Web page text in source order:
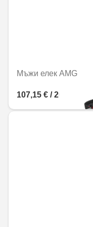
Мъжи елек AMG
107,15 € / 209,56 лв.